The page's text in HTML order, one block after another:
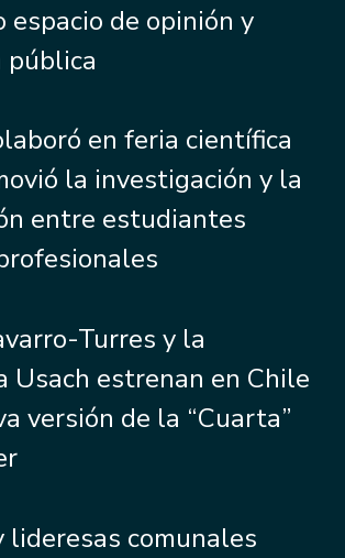
espacio de opinión y
pública
en feria científica
la investigación y la
entre estudiantes
Turres y la
Usach estrenan en Chile
versión de la “Cuarta”
lideresas comunales